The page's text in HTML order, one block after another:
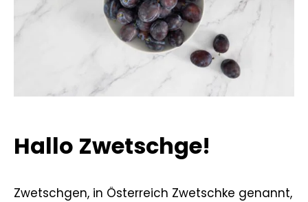
Hallo Zwetschge!
Zwetschgen, in Österreich Zwetschke genannt,